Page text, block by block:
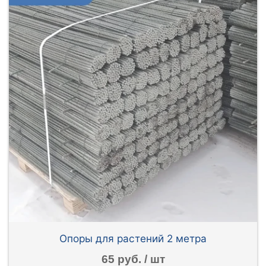
Опоры для растений 2 метра
65 руб. / шт